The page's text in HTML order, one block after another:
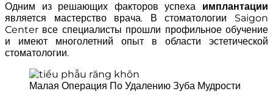
Одним из решающих факторов успеха имплантации
является мастерство врача. В стоматологии Saigon
Center все специалисты прошли профильное обучение
и имеют многолетний опыт в области эстетической
стоматологии.
Малая Операция По Удалению Зуба Мудрости